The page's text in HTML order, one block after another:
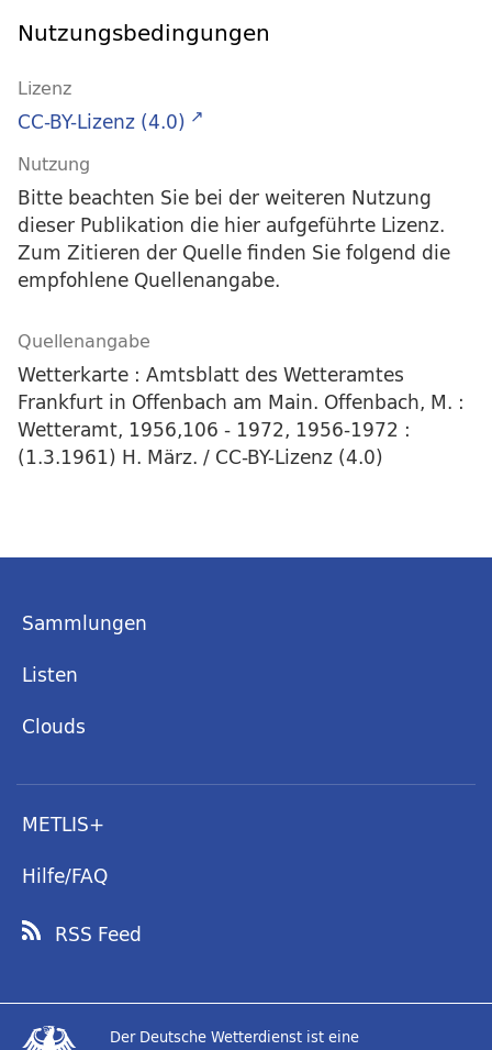
Nutzungsbedingungen
Lizenz
CC-BY-Lizenz (4.0)
Nutzung
Bitte beachten Sie bei der weiteren Nutzung
dieser Publikation die hier aufgeführte Lizenz.
Zum Zitieren der Quelle finden Sie folgend die
empfohlene Quellenangabe.
Quellenangabe
Wetterkarte : Amtsblatt des Wetteramtes
Frankfurt in Offenbach am Main. Offenbach, M. :
Wetteramt, 1956,106 - 1972, 1956-1972 :
(1.3.1961) H. März. / CC-BY-Lizenz (4.0)
Sammlungen
Listen
Clouds
METLIS+
Hilfe/FAQ
RSS Feed
Der Deutsche Wetterdienst ist eine